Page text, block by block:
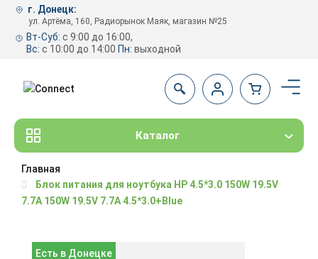
г. Донецк:
ул. Артёма, 160, Радиорынок Маяк, магазин №25
Вт-Суб: с 9:00 до 16:00,
Вс: с 10:00 до 14:00 Пн: выходной
Каталог
Главная
Блок питания для ноутбука HP 4.5*3.0 150W 19.5V
7.7A 150W 19.5V 7.7A 4.5*3.0+Blue
Есть в Донецке